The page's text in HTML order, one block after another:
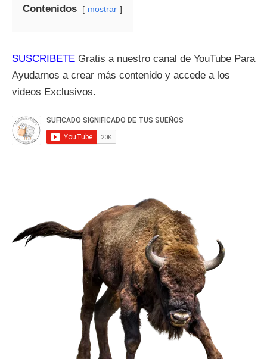
Contenidos mostrar
SUSCRIBETE Gratis a nuestro canal de YouTube Para
Ayudarnos a crear más contenido y accede a los
videos Exclusivos.